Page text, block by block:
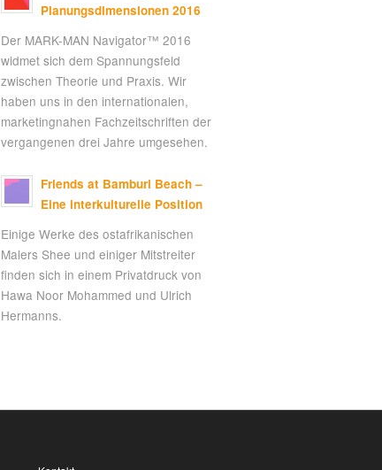
Planungsdimensionen 2016
Der MARK-MAN Navigator™ 2016
widmet sich dem Spannungsfeld
zwischen Theorie und Praxis. Wir
haben uns in den internationalen,
marketingnahen Fachzeitschriften der
vergangenen drei Jahre umgesehen.
Friends at Bamburi Beach –
Eine interkulturelle Position
Einige Werke des ostafrikanischen
Malers Shee und einiger Mitstreiter
finden sich in einem Privatdruck von
Hawa Noor Mohammed und Ulrich
Hermanns.